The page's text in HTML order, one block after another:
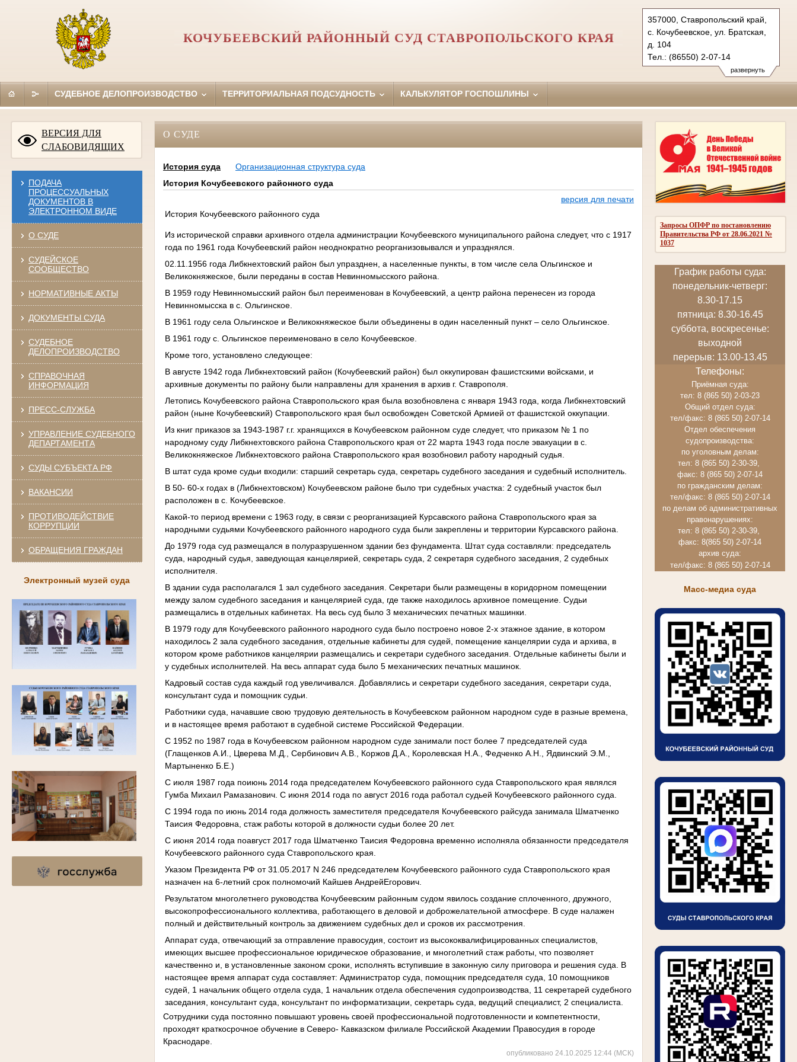
развернуть
357000, Ставропольский край,
с. Кочубеевское, ул. Братская,
д. 104
Тел.: (86550) 2-07-14
kochubeevsky.stv@sudrf.ru
показать на карте
КОЧУБЕЕВСКИЙ РАЙОННЫЙ СУД СТАВРОПОЛЬСКОГО КРАЯ
СУДЕБНОЕ ДЕЛОПРОИЗВОДСТВО ТЕРРИТОРИАЛЬНАЯ ПОДСУДНОСТЬ КАЛЬКУЛЯТОР ГОСПОШЛИНЫ
ВЕРСИЯ ДЛЯ
СЛАБОВИДЯЩИХ
ПОДАЧА
ПРОЦЕССУАЛЬНЫХ
ДОКУМЕНТОВ В
ЭЛЕКТРОННОМ ВИДЕ
О СУДЕ
СУДЕЙСКОЕ
СООБЩЕСТВО
НОРМАТИВНЫЕ АКТЫ
ДОКУМЕНТЫ СУДА
СУДЕБНОЕ
ДЕЛОПРОИЗВОДСТВО
СПРАВОЧНАЯ
ИНФОРМАЦИЯ
ПРЕСС-СЛУЖБА
УПРАВЛЕНИЕ СУДЕБНОГО
ДЕПАРТАМЕНТА
СУДЫ СУБЪЕКТА РФ
ВАКАНСИИ
ПРОТИВОДЕЙСТВИЕ
КОРРУПЦИИ
ОБРАЩЕНИЯ ГРАЖДАН
Электронный музей суда
Запросы ОПФР по постановлению
Правительства РФ от 28.06.2021 №
1037
График работы суда:
понедельник-четверг:
8.30-17.15
пятница: 8.30-16.45
суббота, воскресенье:
выходной
перерыв: 13.00-13.45
Телефоны:
Приёмная суда:
тел: 8 (865 50) 2-03-23
Общий отдел суда:
тел/факс: 8 (865 50) 2-07-14
Отдел обеспечения
судопроизводства:
по уголовным делам:
тел: 8 (865 50) 2-30-39,
факс: 8 (865 50) 2-07-14
по гражданским делам:
тел/факс: 8 (865 50) 2-07-14
по делам об административных
правонарушениях:
тел: 8 (865 50) 2-30-39,
факс: 8(865 50) 2-07-14
архив суда:
тел/факс: 8 (865 50) 2-07-14
Масс-медиа суда
О СУДЕ
История суда
Организационная структура суда
История Кочубеевского районного суда
версия для печати
История Кочубеевского районного суда
Из исторической справки архивного отдела администрации Кочубеевского муниципального района следует, что с 1917
года по 1961 года Кочубеевский район неоднократно реорганизовывался и упразднялся.
02.11.1956 года Либкнехтовский район был упразднен, а населенные пункты, в том числе села Ольгинское и
Великокняжеское, были переданы в состав Невинномысского района.
В 1959 году Невинномысский район был переименован в Кочубеевский, а центр района перенесен из города
Невинномысска в с. Ольгинское.
В 1961 году села Ольгинское и Великокняжеское были объединены в один населенный пункт – село Ольгинское.
В 1961 году с. Ольгинское переименовано в село Кочубеевское.
Кроме того, установлено следующее:
В августе 1942 года Либкнехтовский район (Кочубеевский район) был оккупирован фашистскими войсками, и
архивные документы по району были направлены для хранения в архив г. Ставрополя.
Летопись Кочубеевского района Ставропольского края была возобновлена с января 1943 года, когда Либкнехтовский
район (ныне Кочубеевский) Ставропольского края был освобожден Советской Армией от фашистской оккупации.
Из книг приказов за 1943-1987 г.г. хранящихся в Кочубеевском районном суде следует, что приказом № 1 по
народному суду Либкнехтовского района Ставропольского края от 22 марта 1943 года после эвакуации в с.
Великокняжеское Либкнехтовского района Ставропольского края возобновил работу народный судья.
В штат суда кроме судьи входили: старший секретарь суда, секретарь судебного заседания и судебный исполнитель.
В 50- 60-х годах в (Либкнехтовском) Кочубеевском районе было три судебных участка: 2 судебный участок был
расположен в с. Кочубеевское.
Какой-то период времени с 1963 году, в связи с реорганизацией Курсавского района Ставропольского края за
народными судьями Кочубеевского районного народного суда были закреплены и территории Курсавского района.
До 1979 года суд размещался в полуразрушенном здании без фундамента. Штат суда составляли: председатель
суда, народный судья, заведующая канцелярией, секретарь суда, 2 секретаря судебного заседания, 2 судебных
исполнителя.
В здании суда располагался 1 зал судебного заседания. Секретари были размещены в коридорном помещении
между залом судебного заседания и канцелярией суда, где также находилось архивное помещение. Судьи
размещались в отдельных кабинетах. На весь суд было 3 механических печатных машинки.
В 1979 году для Кочубеевского районного народного суда было построено новое 2-х этажное здание, в котором
находилось 2 зала судебного заседания, отдельные кабинеты для судей, помещение канцелярии суда и архива, в
котором кроме работников канцелярии размещались и секретари судебного заседания. Отдельные кабинеты были и
у судебных исполнителей. На весь аппарат суда было 5 механических печатных машинок.
Кадровый состав суда каждый год увеличивался. Добавлялись и секретари судебного заседания, секретари суда,
консультант суда и помощник судьи.
Работники суда, начавшие свою трудовую деятельность в Кочубеевском районном народном суде в разные времена,
и в настоящее время работают в судебной системе Российской Федерации.
С 1952 по 1987 года в Кочубеевском районном народном суде занимали пост более 7 председателей суда
(Глащенков А.И., Цверева М.Д., Сербинович А.В., Коржов Д.А., Королевская Н.А., Федченко А.Н., Ядвинский Э.М.,
Мартыненко Б.Е.)
С июля 1987 года поиюнь 2014 года председателем Кочубеевского районного суда Ставропольского края являлся
Гумба Михаил Рамазанович. C июня 2014 года по август 2016 года работал судьей Кочубеевского районного суда.
С 1994 года по июнь 2014 года должностьзаместителя председателя Кочубеевского райсуда занимала Шматченко
Таисия Федоровна, стаж работы которой в должности судьи более 20 лет.
С июня 2014 года поавгуст 2017 года Шматченко Таисия Федоровна временно исполняла обязанности председателя
Кочубеевского районного суда Ставропольского края.
Указом Президента РФ от 31.05.2017 N 246 председателем Кочубеевского районного суда Ставропольского края
назначен на 6-летний срок полномочий Кайшев АндрейЕгорович.
Результатом многолетнего руководства Кочубеевским районным судом явилось создание сплоченного, дружного,
высокопрофессионального коллектива, работающего в деловой и доброжелательной атмосфере. В суде налажен
полный и действительный контроль за движением судебных дел и сроков их рассмотрения.
Аппарат суда, отвечающий за отправление правосудия, состоит из высококвалифицированных специалистов,
имеющих высшее профессиональное юридическое образование, и многолетний стаж работы, что позволяет
качественно и, в установленные законом сроки, исполнять вступившие в законную силу приговора и решения суда. В
настоящее время аппарат суда составляет: Администратор суда, помощник председателя суда, 10 помощников
судей, 1 начальник общего отдела суда, 1 начальник отдела обеспечения судопроизводства, 11 секретарей судебного
заседания, консультант суда, консультант по информатизации, секретарь суда, ведущий специалист, 2 специалиста.
Сотрудники суда постоянно повышают уровень своей профессиональной подготовленности и компетентности,
проходят краткосрочное обучение в Северо- Кавказском филиале Российской Академии Правосудия в городе
Краснодаре.
опубликовано 24.10.2025 12:44 (МСК)